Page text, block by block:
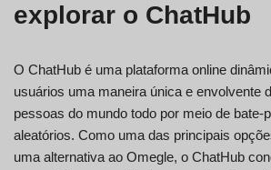
explorar o ChatHub
O ChatHub é uma plataforma online
usuários uma maneira única e envolvente
pessoas do mundo todo por meio de bate-
aleatórios. Como uma das principais
uma alternativa ao Omegle, o ChatHub